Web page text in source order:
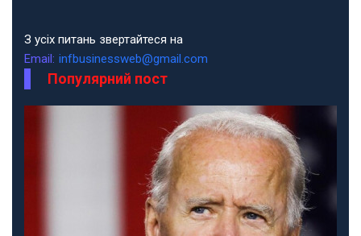
З усіх питань звертайтеся на
Email: infbusinessweb@gmail.com
Популярний пост